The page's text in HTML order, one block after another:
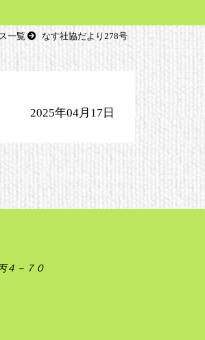
一覧 なす社協だより278号
2025年04月17日
４－７０